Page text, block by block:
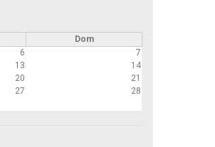
Dom
6
7
13
14
20
21
27
28